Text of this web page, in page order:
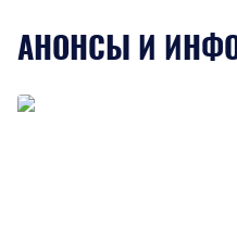
АНОНСЫ И